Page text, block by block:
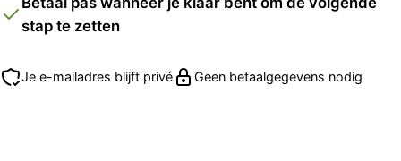
stap te zetten
Je e-mailadres blijft privé Geen betaalgegevens nodig